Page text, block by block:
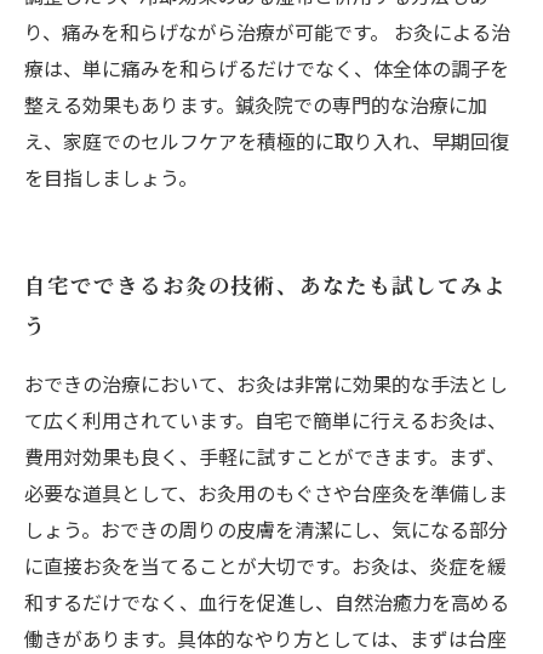
り、痛みを和らげながら治療が可能です。 お灸による治
療は、単に痛みを和らげるだけでなく、体全体の調子を
整える効果もあります。鍼灸院での専門的な治療に加
え、家庭でのセルフケアを積極的に取り入れ、早期回復
を目指しましょう。
自宅でできるお灸の技術、あなたも試してみよ
う
おできの治療において、お灸は非常に効果的な手法とし
て広く利用されています。自宅で簡単に行えるお灸は、
費用対効果も良く、手軽に試すことができます。まず、
必要な道具として、お灸用のもぐさや台座灸を準備しま
しょう。おできの周りの皮膚を清潔にし、気になる部分
に直接お灸を当てることが大切です。お灸は、炎症を緩
和するだけでなく、血行を促進し、自然治癒力を高める
働きがあります。具体的なやり方としては、まずは台座